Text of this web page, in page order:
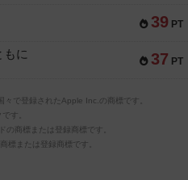
39 PT
37 PT
もに
で登録されたApple Inc.の商標です。
す。
商標または登録商標です。
標または登録商標です。